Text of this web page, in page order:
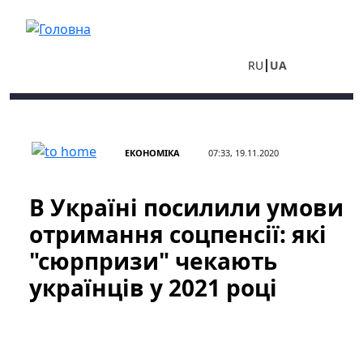
RU UA
ЕКОНОМІКА 07:33, 19.11.2020
В Україні посилили умови
отримання соцпенсії: які
"сюрпризи" чекають
українців у 2021 році